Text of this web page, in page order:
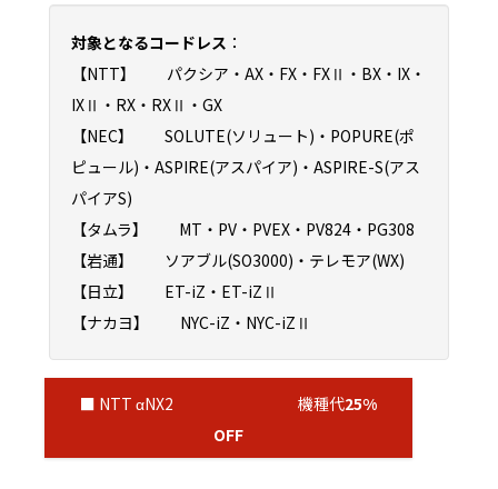
対象となるコードレス ：
【NTT】 パクシア・AX・FX・FXⅡ・BX・IX・
IXⅡ・RX・RXⅡ・GX
【NEC】 SOLUTE(ソリュート)・POPURE(ポ
ピュール)・ASPIRE(アスパイア)・ASPIRE-S(アス
パイアS)
【タムラ】 MT・PV・PVEX・PV824・PG308
【岩通】 ソアブル(SO3000)・テレモア(WX)
【日立】 ET-iZ・ET-iZⅡ
【ナカヨ】 NYC-iZ・NYC-iZⅡ
■ NTT αNX2 機種代25%
OFF